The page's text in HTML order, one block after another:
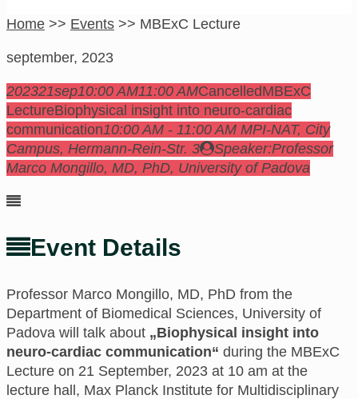
Home >> Events >> MBExC Lecture
september, 2023
202321sep10:00 AM11:00 AMCancelledMBExC
LectureBiophysical insight into neuro-cardiac
communication10:00 AM - 11:00 AM MPI-NAT, City
Campus, Hermann-Rein-Str. 3 Speaker:Professor
Marco Mongillo, MD, PhD, University of Padova
Event Details
Professor Marco Mongillo, MD, PhD from the
Department of Biomedical Sciences, University of
Padova will talk about „Biophysical insight into
neuro-cardiac communication“ during the MBExC
Lecture on 21 September, 2023 at 10 am at the
lecture hall, Max Planck Institute for Multidisciplinary